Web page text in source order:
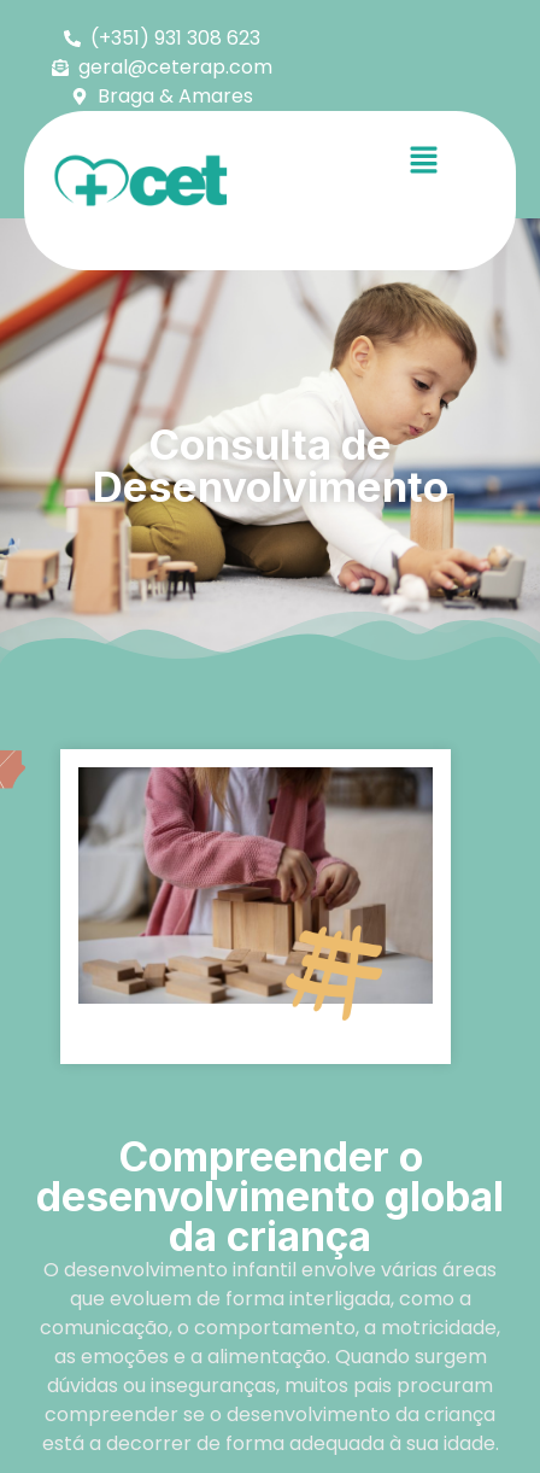
(+351) 931 308 623
geral@ceterap.com
Braga & Amares
Consulta de
Desenvolvimento
Compreender o
desenvolvimento global
da criança
O desenvolvimento infantil envolve várias áreas
que evoluem de forma interligada, como a
comunicação, o comportamento, a motricidade,
as emoções e a alimentação. Quando surgem
dúvidas ou inseguranças, muitos pais procuram
compreender se o desenvolvimento da criança
está a decorrer de forma adequada à sua idade.